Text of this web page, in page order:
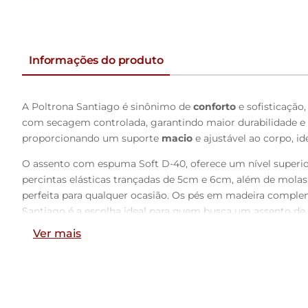
Informações do produto
A Poltrona Santiago é sinônimo de conforto e
com secagem controlada, garantindo maior durabilidade e
proporcionando um suporte macio e ajustável ao corpo,
O assento com espuma Soft D-40, oferece um nível
percintas elásticas trançadas de 5cm e 6cm, além de
perfeita para qualquer ocasião. Os pés em madeira
Santiago é a escolha ideal para quem busca um assento de
Dimensões do Produto:
Ver mais